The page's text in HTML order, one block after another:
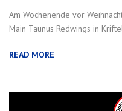
Am Wochenende vor
Main Taunus Redwings in
READ MORE